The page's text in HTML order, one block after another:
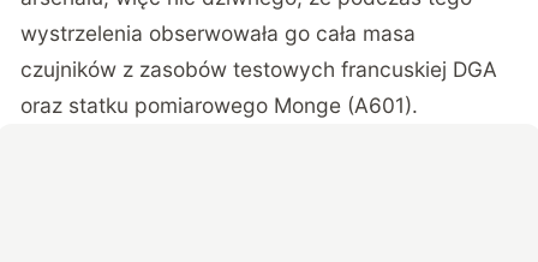
wystrzelenia obserwowała go cała masa
czujników z zasobów testowych francuskiej DGA
oraz statku pomiarowego Monge (A601).